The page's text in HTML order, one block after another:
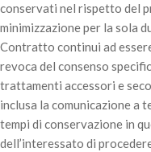
conservati nel rispetto del
minimizzazione per la sola
Contratto continui ad
revoca del consenso
trattamenti accessori e
inclusa la comunicazione a
tempi di conservazione in
dell’interessato di